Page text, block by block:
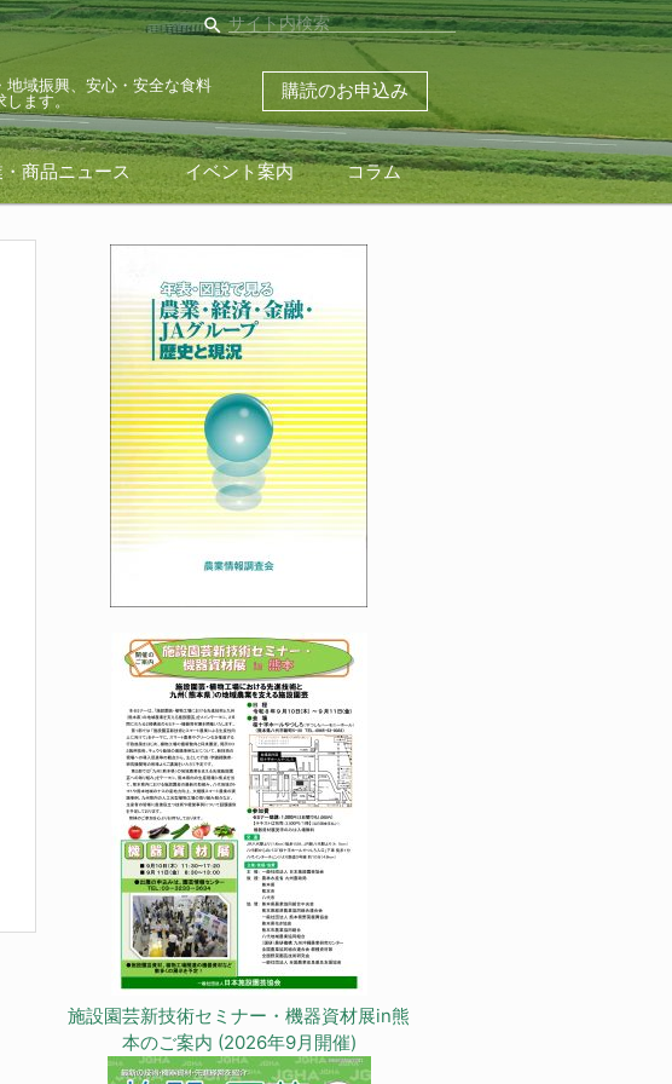
search
地域振興、安心・安全な食料
ます。
購読のお申込み
商品ニュース イベント案内 コラム
施設園芸新技術セミナー・機器資材展in熊
本のご案内 (2026年9月開催)